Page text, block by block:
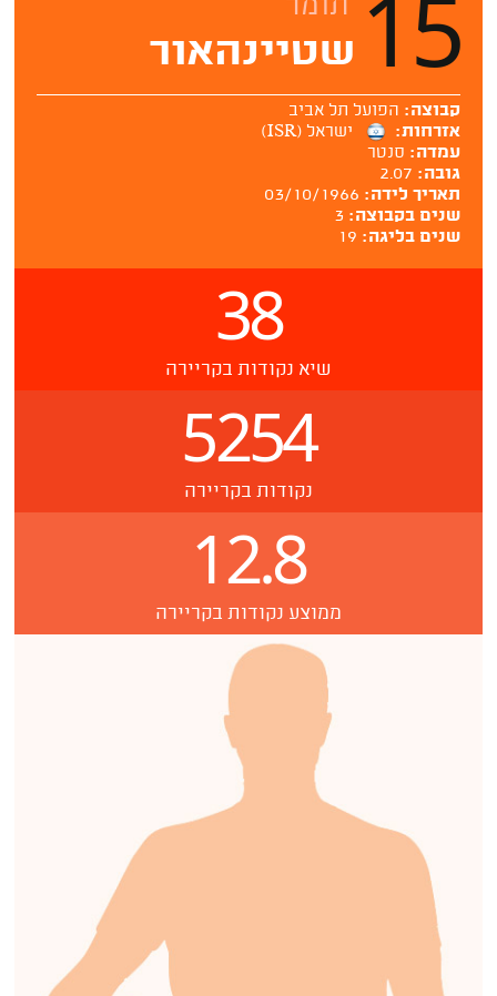
15 תומר
שטיינהאור
קבוצה: הפועל תל אביב
אזרחות:
ישראל (ISR)
עמדה: סנטר
גובה: 2.07
תאריך לידה: 03/10/1966
שנים בקבוצה: 3
שנים בליגה: 19
38
שיא נקודות בקריירה
5254
נקודות בקריירה
12.8
ממוצע נקודות בקריירה